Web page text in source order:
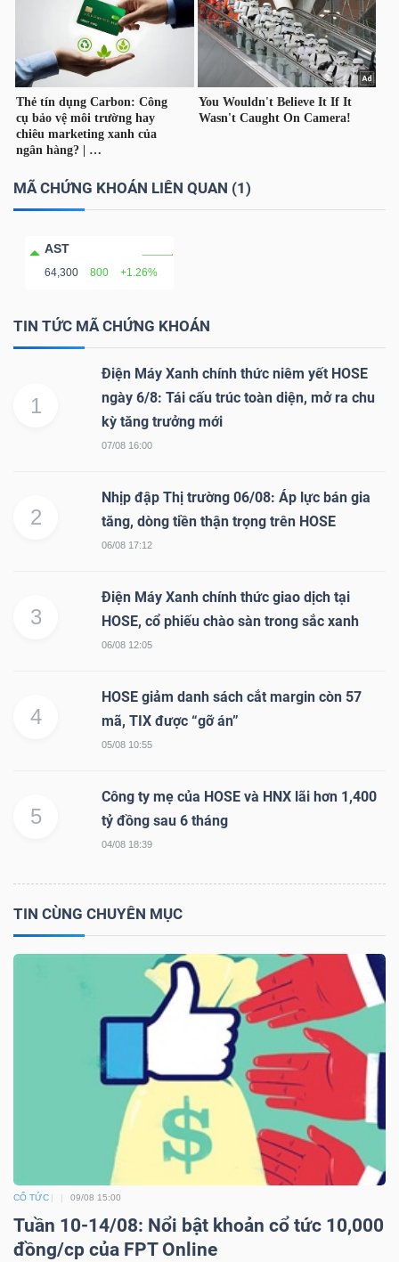
MÃ CHỨNG KHOÁN LIÊN QUAN (1)
AST
64,300 800 +1.26%
TIN TỨC MÃ CHỨNG KHOÁN
1
Điện Máy Xanh chính thức niêm yết HOSE
ngày 6/8: Tái cấu trúc toàn diện, mở ra chu
kỳ tăng trưởng mới
07/08 16:00
2
Nhịp đập Thị trường 06/08: Áp lực bán gia
tăng, dòng tiền thận trọng trên HOSE
06/08 17:12
3
Điện Máy Xanh chính thức giao dịch tại
HOSE, cổ phiếu chào sàn trong sắc xanh
06/08 12:05
4
HOSE giảm danh sách cắt margin còn 57
mã, TIX được “gỡ án”
05/08 10:55
5
Công ty mẹ của HOSE và HNX lãi hơn 1,400
tỷ đồng sau 6 tháng
04/08 18:39
TIN CÙNG CHUYÊN MỤC
CỔ TỨC 09/08 15:00
Tuần 10-14/08: Nổi bật khoản cổ tức 10,000
đồng/cp của FPT Online
TIÊU
DÙNG
YẾU
SÓC
SỨC
CHÍNH
CÔNG
VỤ
Mã
chứng